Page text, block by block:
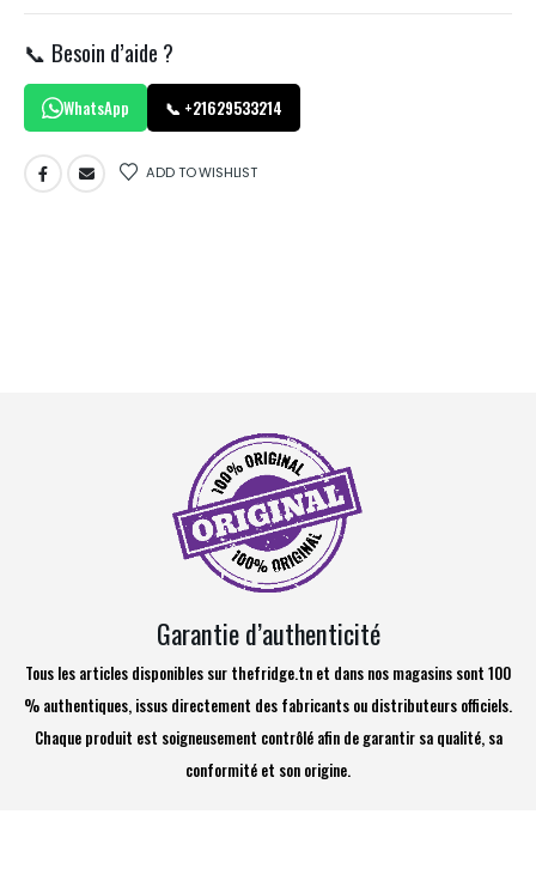
📞 Besoin d’aide ?
WhatsApp 📞 +21629533214
ADD TO WISHLIST
Garantie d’authenticité
Tous les articles disponibles sur thefridge.tn et dans nos magasins sont 100
% authentiques, issus directement des fabricants ou distributeurs officiels.
Chaque produit est soigneusement contrôlé afin de garantir sa qualité, sa
conformité et son origine.